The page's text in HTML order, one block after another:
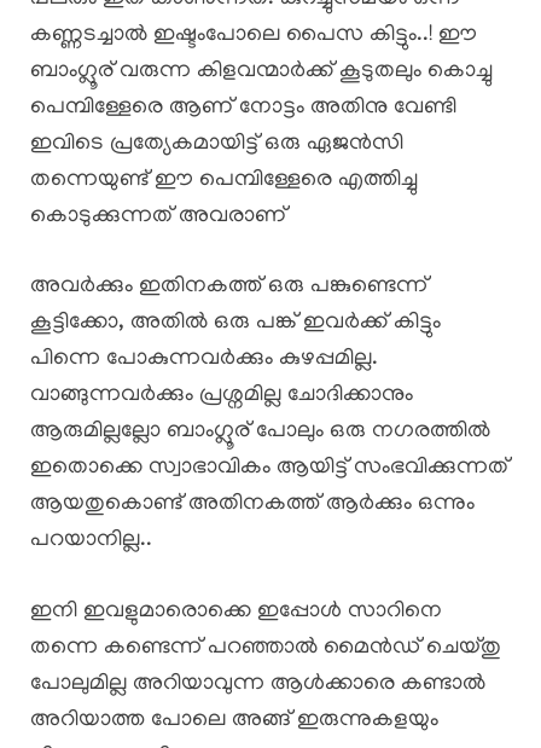
കണ്ണടച്ചാൽ ഇഷ്ടംപോലെ പൈസ കിട്ടും..! ഈ
ബാംഗ്ലൂര് വരുന്ന കിളവന്മാർക്ക് കൂടുതലും കൊച്ചു
പെമ്പിള്ളേരെ ആണ് നോട്ടം അതിനു വേണ്ടി
ഇവിടെ പ്രത്യേകമായിട്ട് ഒരു ഏജൻസി
തന്നെയുണ്ട് ഈ പെമ്പിള്ളേരെ എത്തിച്ചു
കൊടുക്കുന്നത് അവരാണ്
അവർക്കും ഇതിനകത്ത് ഒരു പങ്കുണ്ടെന്ന്
കൂട്ടിക്കോ, അതിൽ ഒരു പങ്ക് ഇവർക്ക് കിട്ടും
പിന്നെ പോകുന്നവർക്കും കുഴപ്പമില്ല.
വാങ്ങുന്നവർക്കും പ്രശ്നമില്ല ചോദിക്കാനും
ആരുമില്ലല്ലോ ബാംഗ്ലൂര് പോലും ഒരു നഗരത്തിൽ
ഇതൊക്കെ സ്വാഭാവികം ആയിട്ട് സംഭവിക്കുന്നത്
ആയതുകൊണ്ട് അതിനകത്ത് ആർക്കും ഒന്നും
പറയാനില്ല..
ഇനി ഇവളുമാരൊക്കെ ഇപ്പോൾ സാറിനെ
തന്നെ കണ്ടെന്ന് പറഞ്ഞാൽ മൈൻഡ് ചെയ്തു
പോലുമില്ല അറിയാവുന്ന ആൾക്കാരെ കണ്ടാൽ
അറിയാത്ത പോലെ അങ്ങ് ഇരുന്നുകളയും